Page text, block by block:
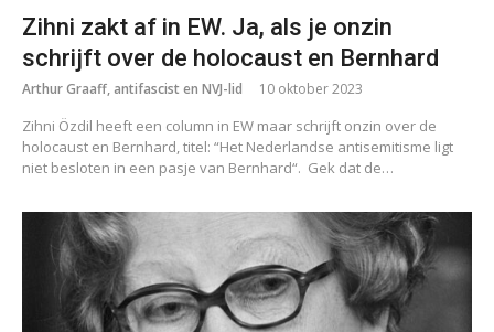
Zihni zakt af in EW. Ja, als je onzin
schrijft over de holocaust en Bernhard
Arthur Graaff, antifascist en NVJ-lid 10 oktober 2023
Zihni Özdil heeft een column in EW maar schrijft onzin over de
holocaust en Bernhard, titel: “Het Nederlandse antisemitisme ligt
niet besloten in een pasje van Bernhard“. Gek dat de…